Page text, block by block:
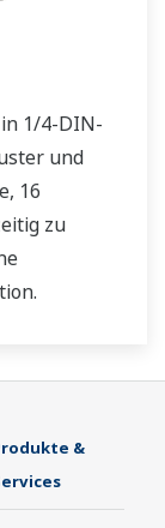
1/4-DIN-
und
16
zu
&